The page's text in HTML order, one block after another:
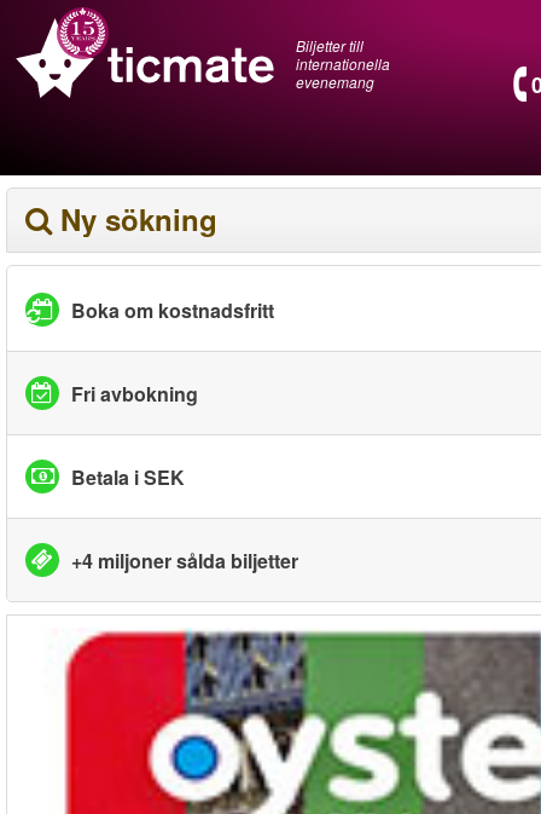
Biljetter till
internationella
evenemang
Ny sökning
Boka om kostnadsfritt
Fri avbokning
Betala i SEK
+4 miljoner sålda biljetter